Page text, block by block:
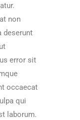
non
deserunt
error sit
occaecat
qui
laborum.